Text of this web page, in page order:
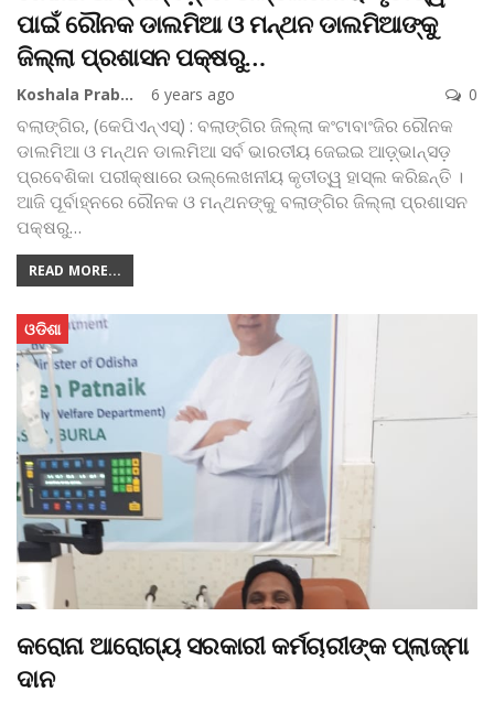
ପାଇଁ ରୌନକ ଡାଲମିଆ ଓ ମନ୍ଥନ ଡାଲମିଆଙ୍କୁ
ଜିଲ୍ଲା ପ୍ରଶାସନ ପକ୍ଷରୁ…
Koshala Prabaha 6 years ago 0
ବଲାଙ୍ଗିର, (କେପିଏନ୍‌ଏସ୍‌) : ବଲାଙ୍ଗିର ଜିଲ୍ଲା କଂଟାବାଂଜିର ରୌନକ
ଡାଲମିଆ ଓ ମନ୍ଥନ ଡାଲମିଆ ସର୍ବ ଭାରତୀୟ ଜେଇଇ ଆଡ଼୍‌ଭାନ୍ସଡ଼
ପ୍ରବେଶିକା ପରୀକ୍ଷାରେ ଉଲ୍ଲେଖନୀୟ କୃତୀତ୍ୱ ହାସ୍‌ଲ କରିଛନ୍ତି ।
ଆଜି ପୂର୍ବାହ୍ନରେ ରୌନକ ଓ ମନ୍ଥନଙ୍କୁ ବଲାଙ୍ଗିର ଜିଲ୍ଲା ପ୍ରଶାସନ
ପକ୍ଷରୁ…
READ MORE...
ଓଡିଶା
କରୋନା ଆରୋଗ୍ୟ ସରକାରୀ କର୍ମଚାରୀଙ୍କ ପ୍ଲାଜ୍‌ମା
ଦାନ